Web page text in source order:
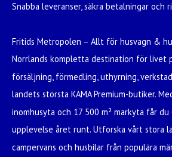
Snabba leveranser, säkra betalningar och
Fritids Metropolen – Allt för husvagn &
Norrlands kompletta destination för livet
försäljning, förmedling, uthyrning,
landets största KAMA Premium-butiker.
inomhusyta och 17 500 m² markyta får du
upplevelse året runt. Utforska vårt stora
campervans och husbilar från populära